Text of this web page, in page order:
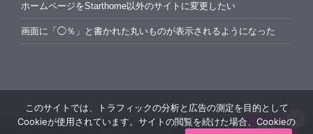
ホームページをStarthome以外のサイトに変更したい
画面に「◯％」と書かれた丸いものが表示されるようになった
このサイトでは、トラフィックの分析と広告の測定を目的として
Cookieが使用されています。サイトの閲覧を続けた場合、Cookieの